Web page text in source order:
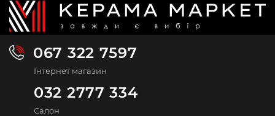
067 322 7597
Інтернет магазин
032 2777 334
Салон